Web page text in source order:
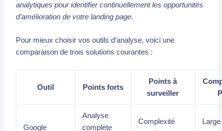
analytiques pour identifier continuellement les opportunités
d’amélioration de votre landing page.
Pour mieux choisir vos outils d’analyse, voici une
comparaison de trois solutions courantes :
Outil Points forts
Points à
surveiller
Google
Analyse
complète
Complexité
Large